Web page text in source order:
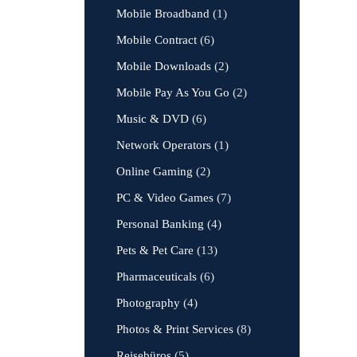
Mobile Broadband (1)
Mobile Contract (6)
Mobile Downloads (2)
Mobile Pay As You Go (2)
Music & DVD (6)
Network Operators (1)
Online Gaming (2)
PC & Video Games (7)
Personal Banking (4)
Pets & Pet Care (13)
Pharmaceuticals (6)
Photography (4)
Photos & Print Services (8)